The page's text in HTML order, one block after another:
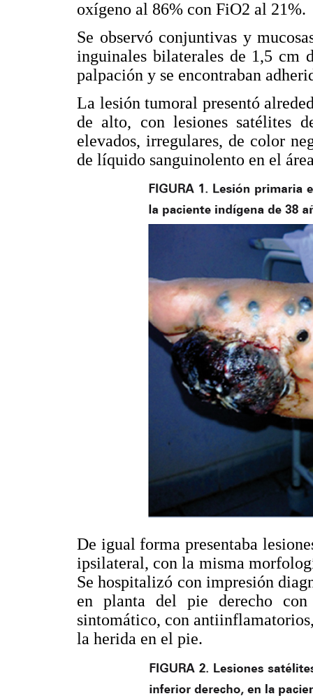
oxígeno al 86% con FiO2 al 21%.
Se observó conjuntivas y
inguinales bilaterales de 1,5 cm
palpación y se encontraban
La lesión tumoral presentó
de alto, con lesiones satélites
elevados, irregulares, de color
de líquido sanguinolento en el
De igual forma presentaba
ipsilateral, con la misma
Se hospitalizó con impresión
en planta del pie derecho
sintomático, con
la herida en el pie.